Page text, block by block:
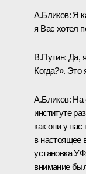
А.Бликов: Я
я Вас хотел
В.Путин: Да,
Когда?». Это
А.Бликов: На
институте
как они у
в настоящее
установка
внимание